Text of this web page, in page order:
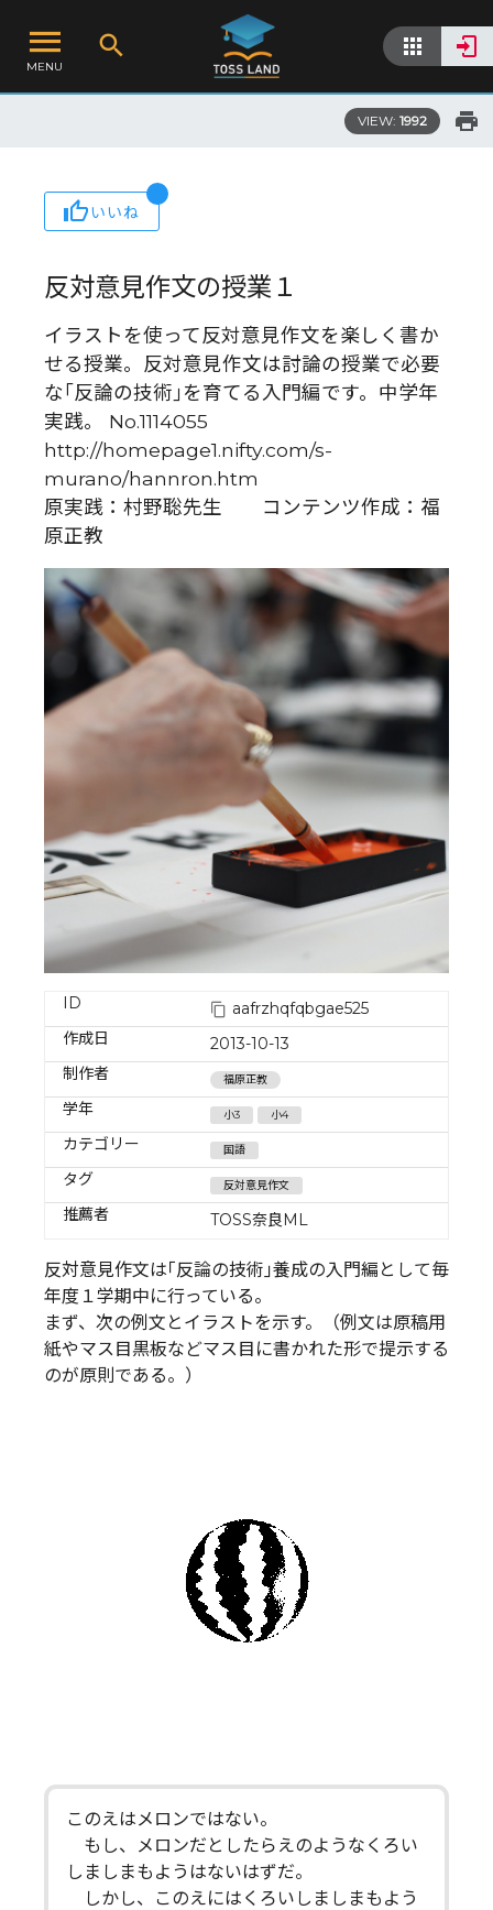
MENU
VIEW: 1992
いいね
反対意見作文の授業１
イラストを使って反対意見作文を楽しく書か
せる授業。反対意見作文は討論の授業で必要
な｢反論の技術｣を育てる入門編です。中学年
実践。 No.1114055
http://homepage1.nifty.com/s-
murano/hannron.htm
原実践：村野聡先生 コンテンツ作成：福
原正教
ID
aafrzhqfqbgae525
作成日
2013-10-13
制作者
福原正教
学年 小3 小4
カテゴリー 国語
タグ 反対意見作文
推薦者 TOSS奈良ML
反対意見作文は｢反論の技術｣養成の入門編として毎
年度１学期中に行っている。
まず、次の例文とイラストを示す。（例文は原稿用
紙やマス目黒板などマス目に書かれた形で提示する
のが原則である。）
このえはメロンではない。
もし、メロンだとしたらえのようなくろい
しましまもようはないはずだ。
しかし、このえにはくろいしましまもよう